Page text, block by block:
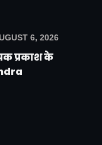
6, 2026
प्रकाश के